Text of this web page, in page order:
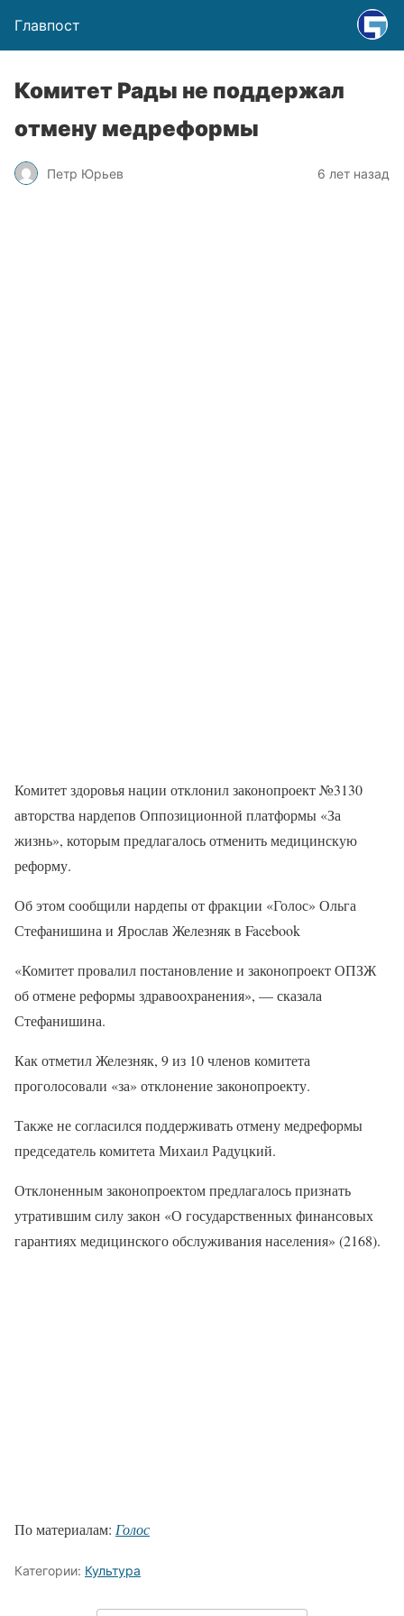
Главпост
Комитет Рады не поддержал
отмену медреформы
Петр Юрьев 6 лет назад
Комитет здоровья нации отклонил законопроект №3130
авторства нардепов Оппозиционной платформы «За
жизнь», которым предлагалось отменить медицинскую
реформу.
Об этом сообщили нардепы от фракции «Голос» Ольга
Стефанишина и Ярослав Железняк в Facebook
«Комитет провалил постановление и законопроект ОПЗЖ
об отмене реформы здравоохранения», — сказала
Стефанишина.
Как отметил Железняк, 9 из 10 членов комитета
проголосовали «за» отклонение законопроекту.
Также не согласился поддерживать отмену медреформы
председатель комитета Михаил Радуцкий.
Отклоненным законопроектом предлагалось признать
утратившим силу закон «О государственных финансовых
гарантиях медицинского обслуживания населения» (2168).
По материалам: Голос
Категории: Культура